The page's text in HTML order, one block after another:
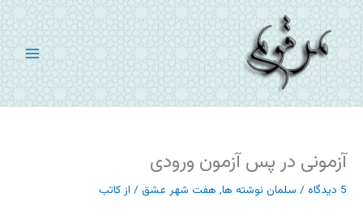
پرش
به
محتوا
آزمونی در پس آزمون ورودی
5 دیدگاه / سلمان نوشته ها, هفت شهر عشق / از کاتب